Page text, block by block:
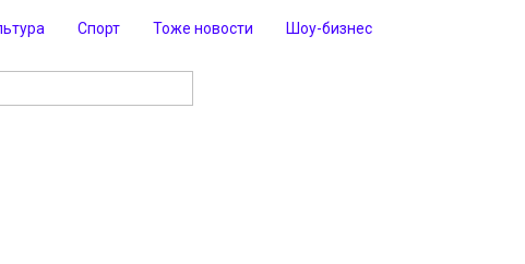
Спорт Тоже новости Шоу-бизнес